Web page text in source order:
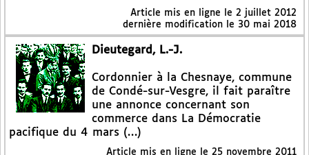
Article mis en ligne le 2 juillet 2012
dernière modification le 30 mai 2018
Dieutegard, L.-J.
Cordonnier à la Chesnaye, commune
de Condé-sur-Vesgre, il fait paraître
une annonce concernant son
commerce dans La Démocratie
pacifique du 4 mars (…)
Article mis en ligne le 25 novembre 2011